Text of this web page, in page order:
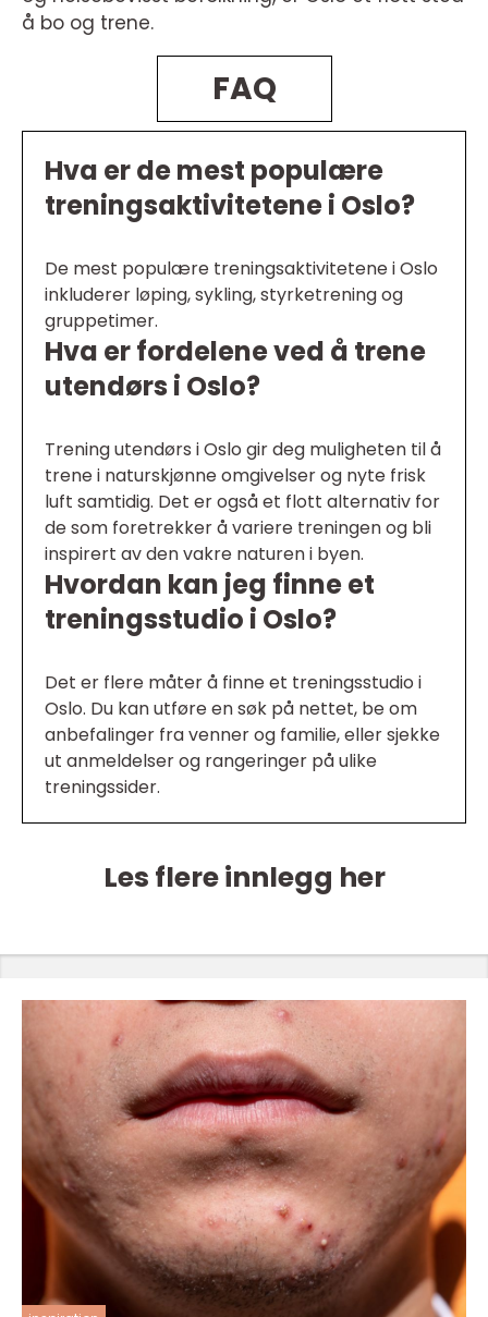
å bo og trene.
FAQ
Hva er de mest populære
treningsaktivitetene i Oslo?
De mest populære treningsaktivitetene i Oslo
inkluderer løping, sykling, styrketrening og
gruppetimer.
Hva er fordelene ved å trene
utendørs i Oslo?
Trening utendørs i Oslo gir deg muligheten til å
trene i naturskjønne omgivelser og nyte frisk
luft samtidig. Det er også et flott alternativ for
de som foretrekker å variere treningen og bli
inspirert av den vakre naturen i byen.
Hvordan kan jeg finne et
treningsstudio i Oslo?
Det er flere måter å finne et treningsstudio i
Oslo. Du kan utføre en søk på nettet, be om
anbefalinger fra venner og familie, eller sjekke
ut anmeldelser og rangeringer på ulike
treningssider.
Les flere innlegg her